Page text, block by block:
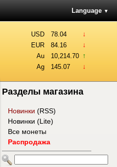
Language ▼
USD 78.04 ↓
EUR 84.16 ↓
Au 10,214.70 ↑
Ag 145.07 ↓
Разделы магазина
Новинки (RSS)
Новинки (Lite)
Все монеты
Распродажа